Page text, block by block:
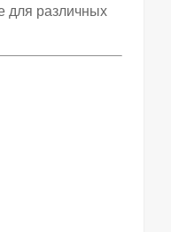
для различных